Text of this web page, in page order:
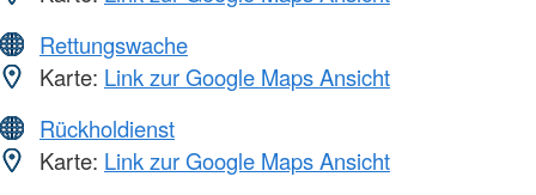
Rettungswache
Karte: Link zur Google Maps Ansicht
Rückholdienst
Karte: Link zur Google Maps Ansicht